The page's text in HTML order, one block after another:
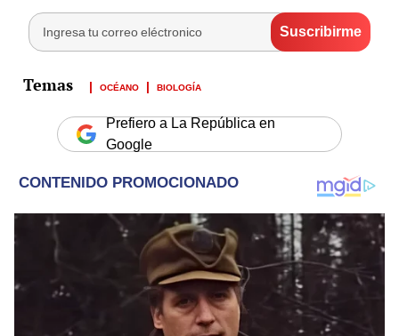
OCÉANO BIOLOGÍA
Prefiero a La República en
Google